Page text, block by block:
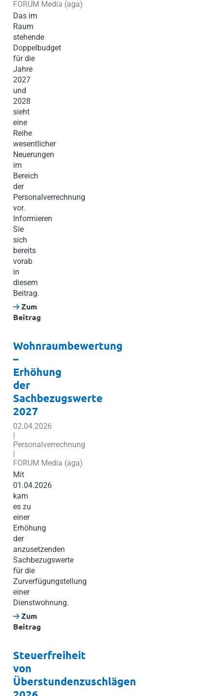
FORUM Media (aga)
Das im
Raum
stehende
Doppelbudget
für die
Jahre
2027
und
2028
sieht
eine
Reihe
wesentlicher
Neuerungen
im
Bereich
der
Personalverrechnung
vor.
Informieren
Sie
sich
bereits
vorab
in
diesem
Beitrag.
Zum
Beitrag
Wohnraumbewertung
–
Erhöhung
der
Sachbezugswerte
2027
02.04.2026
|
Personalverrechnung
|
FORUM Media (aga)
Mit
01.04.2026
kam
es zu
einer
Erhöhung
der
anzusetzenden
Sachbezugswerte
für die
Zurverfügungstellung
einer
Dienstwohnung.
Zum
Beitrag
Steuerfreiheit
von
Überstundenzuschlägen